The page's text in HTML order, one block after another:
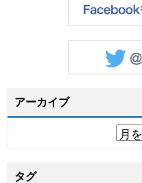
アーカイブ
タグ